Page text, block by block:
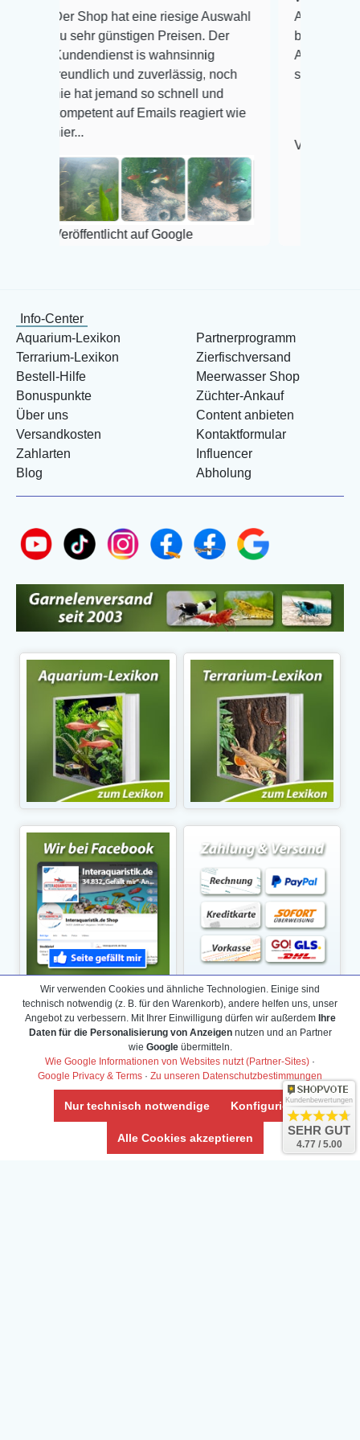
Shop hat eine riesige Auswahl
sehr günstigen Preisen. Der
is wahnsinnig
und zuverlässig, noch
hat jemand so schnell und
auf Emails reagiert wie
auf Google
Auswahl plus
befinden der Fische
Alles ist quick
super Zustand. Gerne
Veröffentlicht auf
Info-Center
Aquarium-Lexikon
Terrarium-Lexikon
Bestell-Hilfe
Bonuspunkte
Über uns
Versandkosten
Zahlarten
Blog
Partnerprogramm
Zierfischversand
Meerwasser Shop
Züchter-Ankauf
Content anbieten
Kontaktformular
Influencer
Abholung
Wir verwenden Cookies und ähnliche Technologien. Einige sind
technisch notwendig (z. B. für den Warenkorb), andere helfen uns, unser
Angebot zu verbessern. Mit Ihrer Einwilligung dürfen wir außerdem Ihre
Daten für die Personalisierung von Anzeigennutzen und an Partner
wie Googleübermitteln.
Wie Google Informationen von Websites nutzt (Partner-Sites) ·
Google Privacy & Terms · Zu unseren Datenschutzbestimmungen
Nur technisch notwendige Konfigurieren
Alle Cookies akzeptieren
Kundenbewertungen
SEHR GUT
4.77 / 5.00